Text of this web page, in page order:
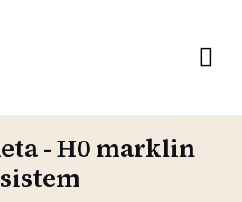
- H0 marklin
sistem